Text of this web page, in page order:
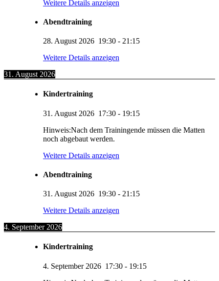
Weitere Details anzeigen
Abendtraining
28. August 2026 19:30 - 21:15
Weitere Details anzeigen
31. August 2026
Kindertraining
31. August 2026 17:30 - 19:15
Hinweis:Nach dem Trainingende müssen die Matten
noch abgebaut werden.
Weitere Details anzeigen
Abendtraining
31. August 2026 19:30 - 21:15
Weitere Details anzeigen
4. September 2026
Kindertraining
4. September 2026 17:30 - 19:15